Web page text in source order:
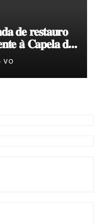
𝐝𝐞 𝐫𝐞𝐬𝐭𝐚𝐮𝐫𝐨
𝐚̀ 𝐂𝐚𝐩𝐞𝐥𝐚 𝐝𝐞
VO